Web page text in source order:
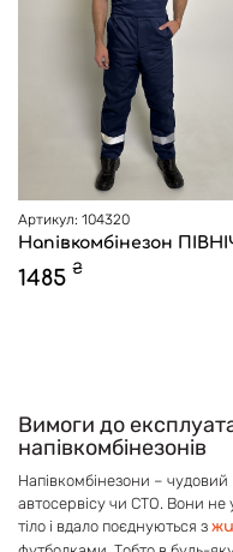
Артикул: 104320
Напівкомбінезон
1485 ₴
Вимоги до
напівкомбінезонів
Напівкомбінезони – чудовий
автосервісу чи СТО. Вони не
тіло і вдало поєднуються з